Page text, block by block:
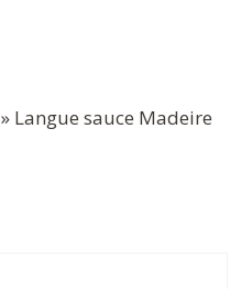
» Langue sauce Madeire